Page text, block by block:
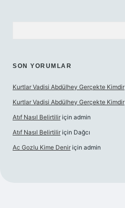
SON YORUMLAR
Kurtlar Vadisi Abdülhey Gerçekte Kimdir
Kurtlar Vadisi Abdülhey Gerçekte Kimdir
Atıf Nasıl Belirtilir için admin
Atıf Nasıl Belirtilir için Dağcı
Ac Gozlu Kime Denir için admin